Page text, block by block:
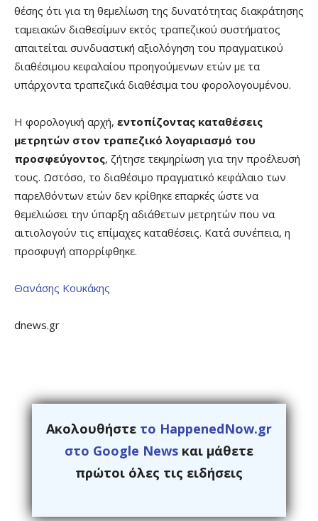
θέσης ότι για τη θεμελίωση της δυνατότητας διακράτησης
ταμειακών διαθεσίμων εκτός τραπεζικού συστήματος
απαιτείται συνδυαστική αξιολόγηση του πραγματικού
διαθέσιμου κεφαλαίου προηγούμενων ετών με τα
υπάρχοντα τραπεζικά διαθέσιμα του φορολογουμένου.
Η φορολογική αρχή, εντοπίζοντας καταθέσεις
μετρητών στον τραπεζικό λογαριασμό του
προσφεύγοντος, ζήτησε τεκμηρίωση για την προέλευσή
τους. Ωστόσο, το διαθέσιμο πραγματικό κεφάλαιο των
παρελθόντων ετών δεν κρίθηκε επαρκές ώστε να
θεμελιώσει την ύπαρξη αδιάθετων μετρητών που να
αιτιολογούν τις επίμαχες καταθέσεις. Κατά συνέπεια, η
προσφυγή απορρίφθηκε.
Θανάσης Κουκάκης
dnews.gr
Ακολουθήστε το HappenedNow.gr
στο Google News και μάθετε
πρώτοι όλες τις ειδήσεις